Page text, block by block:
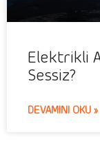
Elektrikli
Sessiz?
DEVAMINI OKU »